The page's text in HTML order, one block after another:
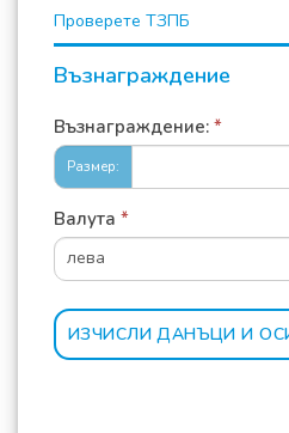
Проверете ТЗПБ
Възнаграждение
Възнаграждение: *
Размер:
Валута *
ИЗЧИСЛИ ДАНЪЦИ И